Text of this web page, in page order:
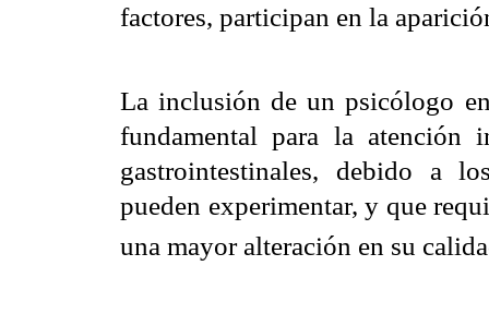
factores, participan en la
La inclusión de un psicólogo
fundamental para la atención
gastrointestinales, debido a
pueden experimentar, y que
una mayor alteración en su